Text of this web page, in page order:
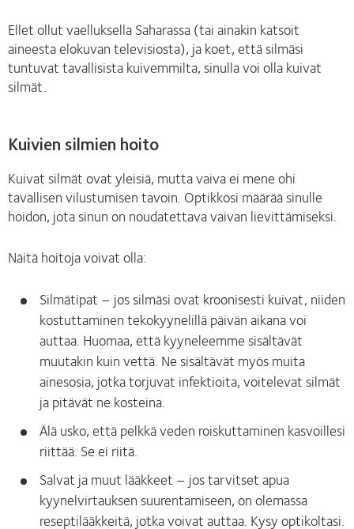
Ellet ollut vaelluksella Saharassa (tai ainakin katsoit
aineesta elokuvan televisiosta), ja koet, että silmäsi
tuntuvat tavallisista kuivemmilta, sinulla voi olla kuivat
silmät.
Kuivien silmien hoito
Kuivat silmät ovat yleisiä, mutta vaiva ei mene ohi
tavallisen vilustumisen tavoin. Optikkosi määrää sinulle
hoidon, jota sinun on noudatettava vaivan lievittämiseksi.
Näitä hoitoja voivat olla:
Silmätipat – jos silmäsi ovat kroonisesti kuivat, niiden
kostuttaminen tekokyynelillä päivän aikana voi
auttaa. Huomaa, että kyyneleemme sisältävät
muutakin kuin vettä. Ne sisältävät myös muita
ainesosia, jotka torjuvat infektioita, voitelevat silmät
ja pitävät ne kosteina.
Älä usko, että pelkkä veden roiskuttaminen kasvoillesi
riittää. Se ei riitä.
Salvat ja muut lääkkeet – jos tarvitset apua
kyynelvirtauksen suurentamiseen, on olemassa
reseptilääkkeitä, jotka voivat auttaa. Kysy optikoltasi.